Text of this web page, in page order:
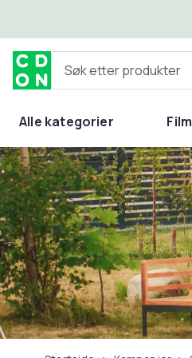
Søk etter produkter
Alle kategorier Film